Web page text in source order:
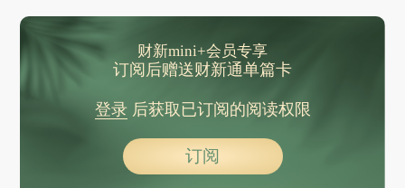
财新mini+会员专享
订阅后赠送财新通单篇卡
登录后获取已订阅的阅读权限
订阅